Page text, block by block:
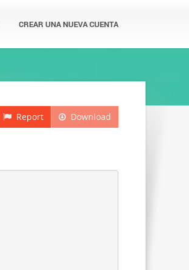
CREAR UNA NUEVA CUENTA
Download
Report